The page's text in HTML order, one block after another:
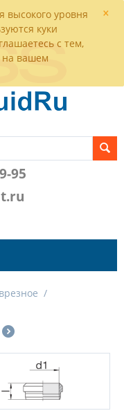
×
высокого уровня
куки
с тем,
на вашем
95
/